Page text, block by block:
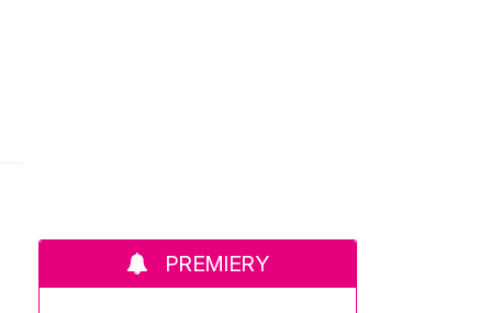
PREMIERY